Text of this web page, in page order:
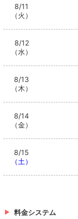
8/11
（火）
8/12
（水）
8/13
（木）
8/14
（金）
8/15
（土）
料金システム